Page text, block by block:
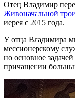
Отец Владимир
Живоначальной
иерея с 2015 года.
У отца Владимира
мессионерскому
но основное
причащении